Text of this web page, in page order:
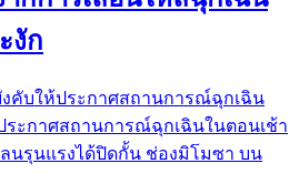
งัก
คับให้ประกาศสถานการณ์ฉุกเฉิน
ระกาศสถานการณ์ฉุกเฉินในตอนเช้า
นรุนแรงได้ปิดกั้น ช่องมิโมซา บน